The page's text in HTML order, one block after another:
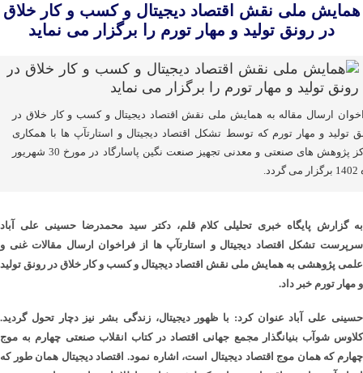
همایش ملی نقش اقتصاد دیجیتال و کسب و کار خلاق
در رونق تولید و مهار تورم را برگزار می نماید
ارسال مقاله به همایش ملی نقش اقتصاد دیجیتال و کسب و کار خلاق در
تولید و مهار تورم که توسط تشکل اقتصاد دیجیتال و استارتآپ ها با همکاری
مرکز پژوهش های صنعتی و معدنی تجهیز صنعت نگین پاسارگاد در مورخ 30 شهریور
به گزارش پایگاه خبری تحلیلی کلام قلم، دکتر سید محمدرضا حسینی علی آباد
سرپرست تشکل اقتصاد دیجیتال و استارتآپ ها از فراخوان ارسال مقالات غنی و
علمی پژوهشی به همایش ملی نقش اقتصاد دیجیتال و کسب و کار خلاق در رونق تولید
و مهار تورم خبر داد.
حسینی علی آباد عنوان کرد: با ظهور دیجیتال، زندگی بشر نیز دچار تحول گردید.
کلاوس شوآب بنیانگذار مجمع جهانی اقتصاد در کتاب انقلاب صنعتی چهارم به موج
چهارم که همان موج اقتصاد دیجیتال است، اشاره نمود. اقتصاد دیجیتال همان طور که